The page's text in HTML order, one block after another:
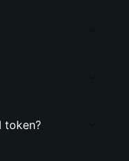
token?